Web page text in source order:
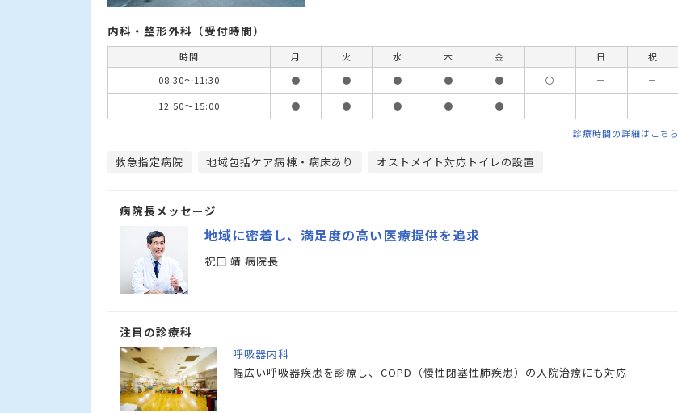
内科・整形外科（受付時間）
時間 月 火 水 木 金 土 日
祝
08:30〜11:30
● ● ● ● ● 〇 －
－
12:50〜15:00
● ● ● ● ● － － －
診療時間の詳細はこちら
救急指定病院 地域包括ケア病棟・病床あり オストメイト対応トイレの設置
病院長メッセージ
地域に密着し、満足度の高い医療提供を追求
祝田 靖 病院長
注目の診療科
呼吸器内科
幅広い呼吸器疾患を診療し、COPD（慢性閉塞性肺疾患）の入院治療にも対応